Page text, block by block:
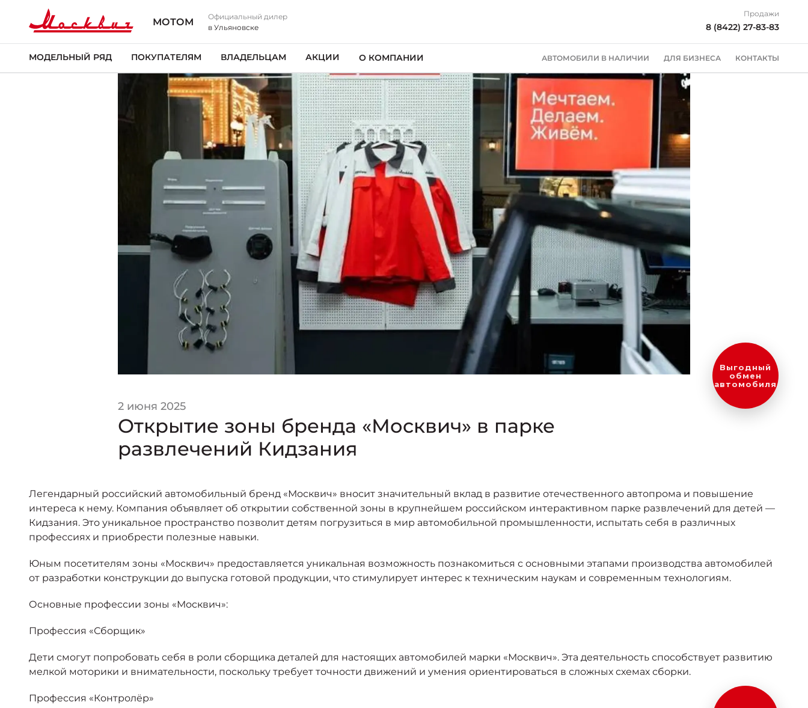
МОТОМ
Официальный дилер
в Ульяновске
Продажи
8 (8422) 27-83-83
МОДЕЛЬНЫЙ РЯД ПОКУПАТЕЛЯМ ВЛАДЕЛЬЦАМ АКЦИИ О КОМПАНИИ АВТОМОБИЛИ В НАЛИЧИИ ДЛЯ БИЗНЕСА КОНТАКТЫ
2 июня 2025
Открытие зоны бренда «Москвич» в парке
развлечений Кидзания
Легендарный российский автомобильный бренд «Москвич» вносит значительный вклад в развитие отечественного автопрома и повышение
интереса к нему. Компания объявляет об открытии собственной зоны в крупнейшем российском интерактивном парке развлечений для детей —
Кидзания. Это уникальное пространство позволит детям погрузиться в мир автомобильной промышленности, испытать себя в различных
профессиях и приобрести полезные навыки.
Юным посетителям зоны «Москвич» предоставляется уникальная возможность познакомиться с основными этапами производства автомобилей
от разработки конструкции до выпуска готовой продукции, что стимулирует интерес к техническим наукам и современным технологиям.
Основные профессии зоны «Москвич»:
Профессия «Сборщик»
Дети смогут попробовать себя в роли сборщика деталей для настоящих автомобилей марки «Москвич». Эта деятельность способствует развитию
мелкой моторики и внимательности, поскольку требует точности движений и умения ориентироваться в сложных схемах сборки.
Профессия «Контролёр»
Оценить ваш
автомобиль?